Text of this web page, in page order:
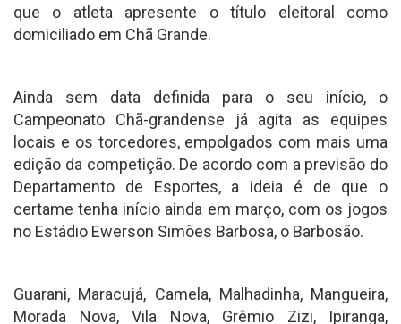
que o atleta apresente o título eleitoral como
domiciliado em Chã Grande.
Ainda sem data definida para o seu início, o
Campeonato Chã-grandense já agita as equipes
locais e os torcedores, empolgados com mais uma
edição da competição. De acordo com a previsão do
Departamento de Esportes, a ideia é de que o
certame tenha início ainda em março, com os jogos
no Estádio Ewerson Simões Barbosa, o Barbosão.
Guarani, Maracujá, Camela, Malhadinha, Mangueira,
Morada Nova, Vila Nova, Grêmio Zizi, Ipiranga,